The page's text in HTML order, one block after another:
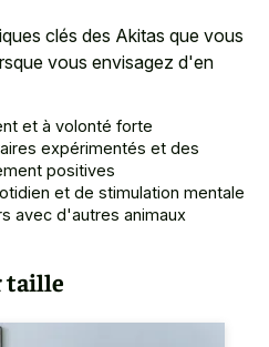
clés des Akitas que vous
vous envisagez d'en
et à volonté forte
expérimentés et des
positives
et de stimulation mentale
avec d'autres animaux
taille